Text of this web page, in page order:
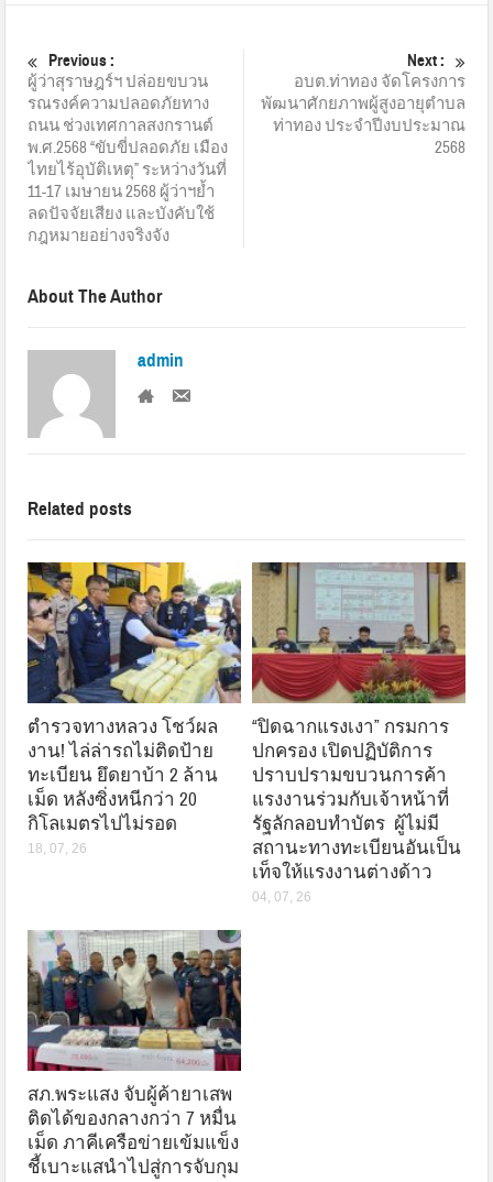
Previous :
ผู้ว่าสุราษฎร์ฯ ปล่อยขบวน
รณรงค์ความปลอดภัยทาง
ถนน ช่วงเทศกาลสงกรานต์
พ.ศ.2568 “ขับขี่ปลอดภัย เมือง
ไทยไร้อุบัติเหตุ” ระหว่างวันที่
11-17 เมษายน 2568 ผู้ว่าฯย้ำ
ลดปัจจัยเสียง และบังคับใช้
กฎหมายอย่างจริงจัง
Next :
อบต.ท่าทอง จัดโครงการ
พัฒนาศักยภาพผู้สูงอายุตำบล
ท่าทอง ประจำปีงบประมาณ
2568
About The Author
admin
Related posts
ตำรวจทางหลวง โชว์ผล
งาน! ไล่ล่ารถไม่ติดป้าย
ทะเบียน ยึดยาบ้า 2 ล้าน
เม็ด หลังซิ่งหนีกว่า 20
กิโลเมตรไปไม่รอด
18, 07, 26
“ปิดฉากแรงเงา” กรมการ
ปกครอง เปิดปฏิบัติการ
ปราบปรามขบวนการค้า
แรงงานร่วมกับเจ้าหน้าที่
รัฐลักลอบทำบัตร ผู้ไม่มี
สถานะทางทะเบียนอันเป็น
เท็จให้แรงงานต่างด้าว
04, 07, 26
สภ.พระแสง จับผู้ค้ายาเสพ
ติดได้ของกลางกว่า 7 หมื่น
เม็ด ภาคีเครือข่ายเข้มแข็ง
ชี้เบาะแสนำไปสู่การจับกุม